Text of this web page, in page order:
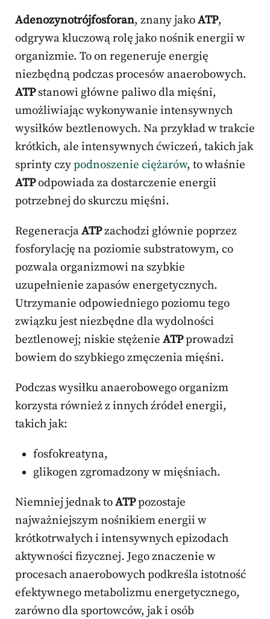
Adenozynotrójfosforan, znany jakoATP,
odgrywa kluczową rolę jako nośnik energii w
organizmie. To on regeneruje energię
niezbędną podczas procesów anaerobowych.
ATPstanowi główne paliwo dla mięśni,
umożliwiając wykonywanie intensywnych
wysiłków beztlenowych. Na przykład w trakcie
krótkich, ale intensywnych ćwiczeń, takich jak
sprinty czypodnoszenie ciężarów, to właśnie
ATPodpowiada za dostarczenie energii
potrzebnej do skurczu mięśni.
RegeneracjaATPzachodzi głównie poprzez
fosforylację na poziomie substratowym, co
pozwala organizmowi na szybkie
uzupełnienie zapasów energetycznych.
Utrzymanie odpowiedniego poziomu tego
związku jest niezbędne dla wydolności
beztlenowej; niskie stężenie ATPprowadzi
bowiem do szybkiego zmęczenia mięśni.
Podczas wysiłku anaerobowego organizm
korzysta również z innych źródeł energii,
takich jak:
fosfokreatyna,
glikogen zgromadzony w mięśniach.
Niemniej jednak toATPpozostaje
najważniejszym nośnikiem energii w
krótkotrwałych i intensywnych epizodach
aktywności fizycznej. Jego znaczenie w
procesach anaerobowych podkreśla istotność
efektywnego metabolizmu energetycznego,
zarówno dla sportowców, jak i osób